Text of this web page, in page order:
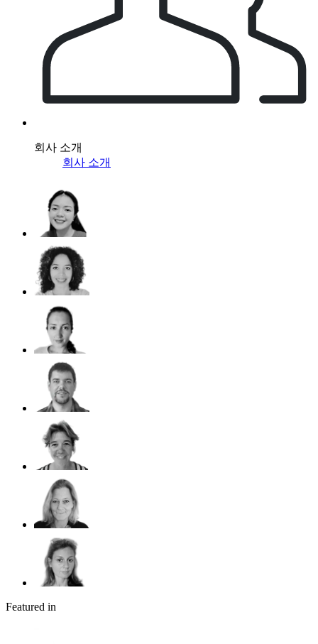
회사 소개
회사 소개
Featured in